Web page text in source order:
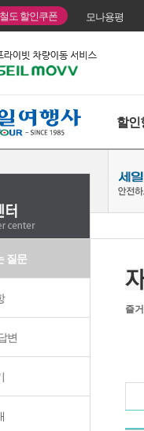
도 할인쿠폰 모나용평
할인
질문
변
즐